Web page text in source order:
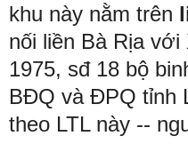
khu này nằm trên
nối liền Bà Rịa với
1975, sđ 18 bộ
BĐQ và ĐPQ tỉnh
theo LTL này --